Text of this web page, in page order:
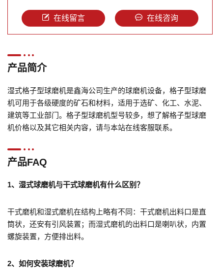
在线留言 在线咨询
产品简介
湿式格子型球磨机是鑫海公司生产的球磨机设备，格子型球磨
机可用于各级硬度的矿石和材料，适用于选矿、化工、水泥、
建筑等工业部门。格子型球磨机型号较多，想了解格子型球磨
机价格以及其它相关内容，请与本站在线客服联系。
产品FAQ
1、湿式球磨机与干式球磨机有什么区别？
干式磨机和湿式磨机在结构上略有不同：干式磨机出料口是直
筒状，还安有引风装置；而湿式磨机的出料口是喇叭状，内置
螺旋装置，方便排出料。
2、 如何安装球磨机？